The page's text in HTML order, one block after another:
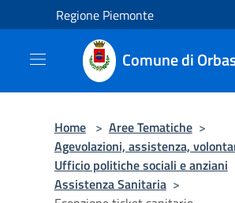
Salta al contenuto principale
Regione Piemonte
Comune di
Home > Aree Tematiche >
Agevolazioni, assistenza,
Ufficio politiche sociali e anziani
Assistenza Sanitaria >